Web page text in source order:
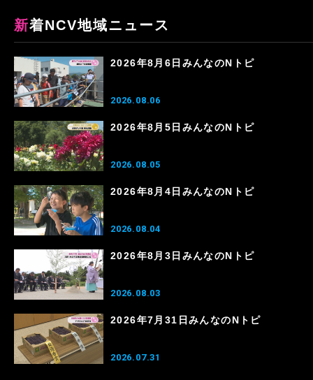
新着NCV地域ニュース
2026年8月6日みんなのNトピ
2026.08.06
2026年8月5日みんなのNトピ
2026.08.05
2026年8月4日みんなのNトピ
2026.08.04
2026年8月3日みんなのNトピ
2026.08.03
2026年7月31日みんなのNトピ
2026.07.31